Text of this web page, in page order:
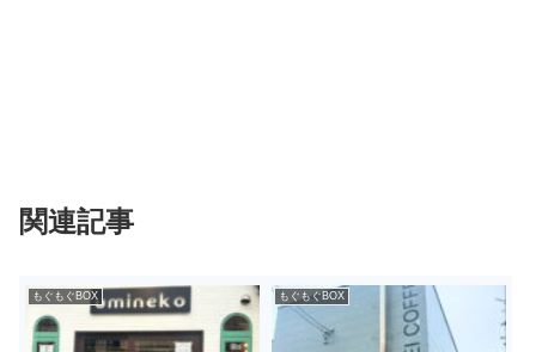
関連記事
もぐもぐBOX もぐもぐBOX